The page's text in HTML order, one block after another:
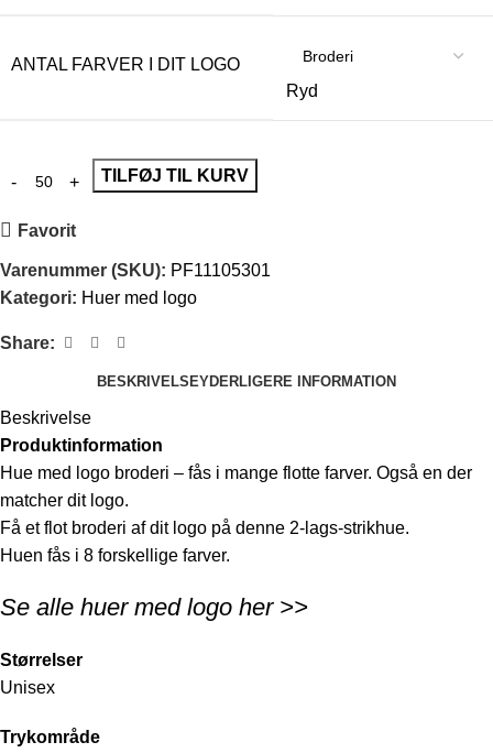
ANTAL FARVER I DIT LOGO
Ryd
TILFØJ TIL KURV
Favorit
Varenummer (SKU): PF11105301
Kategori: Huer med logo
Share:
BESKRIVELSEYDERLIGERE INFORMATION
Beskrivelse
Produktinformation
Hue med logo broderi – fås i mange flotte farver. Også en der
matcher dit logo.
Få et flot broderi af dit logo på denne 2-lags-strikhue.
Huen fås i 8 forskellige farver.
Se alle huer med logo her >>
Størrelser
Unisex
Trykområde